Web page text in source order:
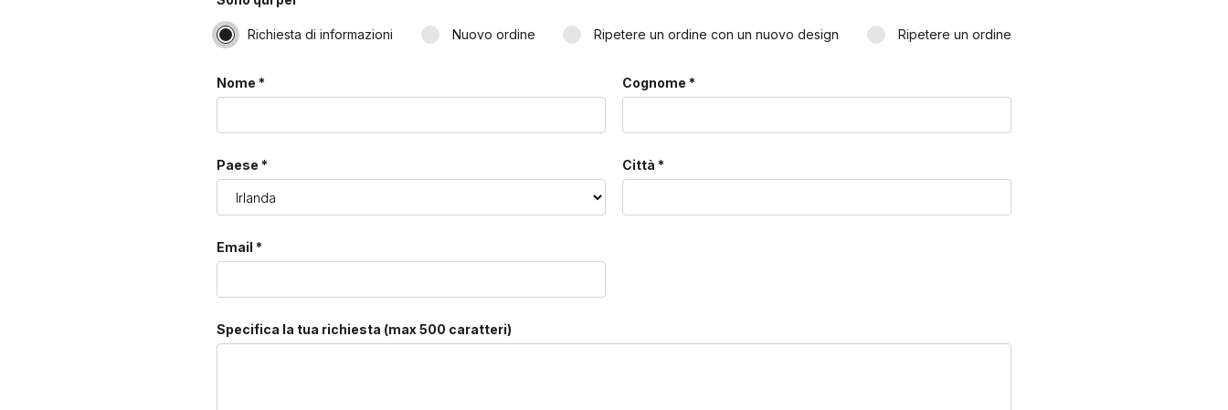
Richiesta di informazioni Nuovo ordine Ripetere un ordine con un nuovo design Ripetere un ordine
Nome * Cognome *
Paese * Città *
Email *
Specifica la tua richiesta (max 500 caratteri)